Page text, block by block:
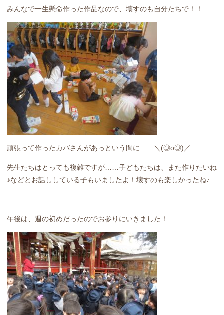
みんなで一生懸命作った作品なので、壊すのも自分たちで！！
頑張って作ったカバさんがあっという間に……＼(◎o◎)／
先生たちはとっても複雑ですが……子どもたちは、また作りたいね
♪などとお話ししている子もいましたよ！壊すのも楽しかったね♪
午後は、週の初めだったのでお参りにいきました！